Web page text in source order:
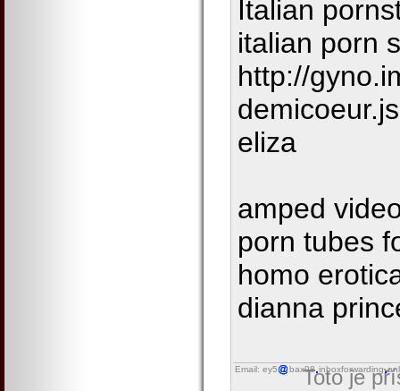
Italian
italian porn
http://
eliza
amped
porn tubes
homo
dianna
Email: ey5 bax98 inboxforwarding
Toto je